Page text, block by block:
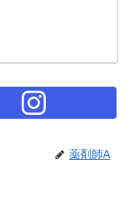
薬剤師A